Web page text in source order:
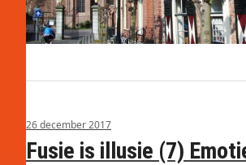
26 december 2017
Fusie is illusie (7)